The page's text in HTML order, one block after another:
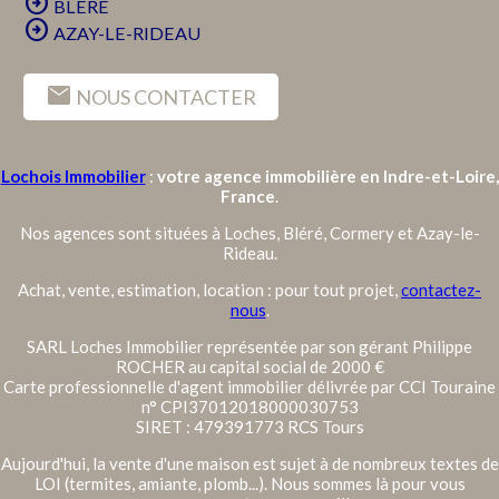
BLÉRÉ
arrow_circle_right AZAY-LE-RIDEAU
mail NOUS CONTACTER
Lochois Immobilier: votre agence immobilière en Indre-et-Loire,
France.
Nos agences sont situées à Loches, Bléré, Cormery et Azay-le-
Rideau.
Achat, vente, estimation, location : pour tout projet,contactez-
nous.
SARL Loches Immobilier représentée par son gérant Philippe
ROCHER au capital social de 2000 €
Carte professionnelle d'agent immobilier délivrée par CCI Touraine
n° CPI37012018000030753
SIRET : 479391773 RCS Tours
Aujourd'hui, la vente d'une maison est sujet à de nombreux textes de
LOI (termites, amiante, plomb...). Nous sommes là pour vous